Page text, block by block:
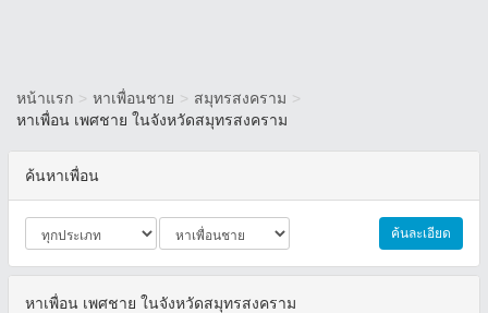
หน้าแรก > หาเพื่อนชาย > สมุทรสงคราม >
หาเพื่อน เพศชาย ในจังหวัดสมุทรสงคราม
ค้นหาเพื่อน
ค้นละเอียด
หาเพื่อน เพศชาย ในจังหวัดสมุทรสงคราม